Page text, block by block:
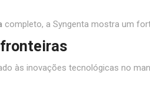
completo, a Syngenta mostra um
às inovações tecnológicas no